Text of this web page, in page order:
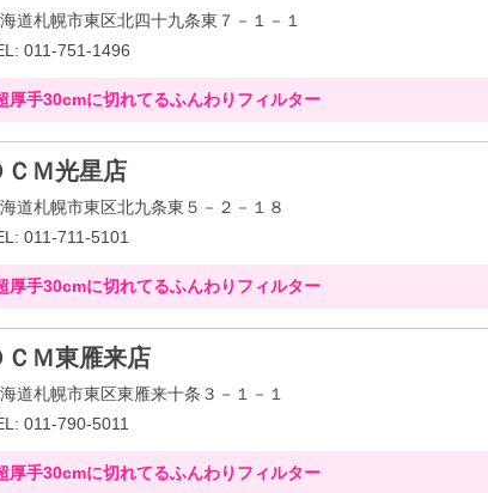
道札幌市東区北四十九条東７－１－１
011-751-1496
厚手30cmに切れてるふんわりフィルター
ＣＭ光星店
道札幌市東区北九条東５－２－１８
011-711-5101
厚手30cmに切れてるふんわりフィルター
ＣＭ東雁来店
道札幌市東区東雁来十条３－１－１
011-790-5011
厚手30cmに切れてるふんわりフィルター